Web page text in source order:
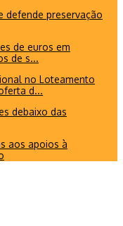
defende preservação
de euros em
de s...
no Loteamento
d...
debaixo das
aos apoios à